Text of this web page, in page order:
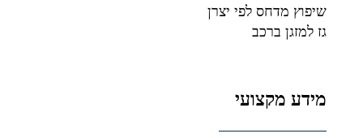
שיפוץ מדחס לפי יצרן
גז למזגן ברכב
מידע מקצועי